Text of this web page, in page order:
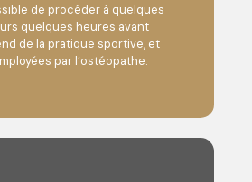
de procéder à quelques
quelques heures avant
de la pratique sportive, et
par l’ostéopathe.